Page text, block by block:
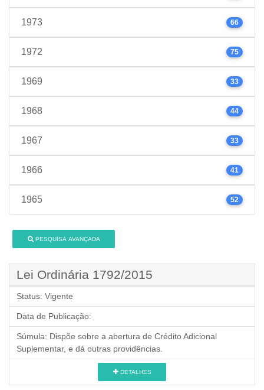
1973 66
1972 75
1969 33
1968 44
1967 33
1966 41
1965 52
PESQUISA AVANÇADA
Lei Ordinária 1792/2015
Status: Vigente
Data de Publicação:
Súmula: Dispõe sobre a abertura de Crédito Adicional
Suplementar, e dá outras providências.
DETALHES